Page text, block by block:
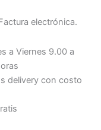
electrónica.
a Viernes 9.00 a
delivery con costo